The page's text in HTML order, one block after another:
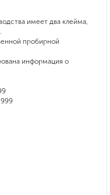
имеет два клейма,
пробирной
информация о